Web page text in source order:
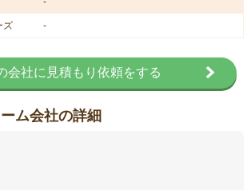
ズ -
会社に見積もり依頼をする
ム会社の詳細